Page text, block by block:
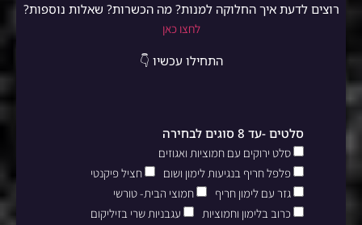
רוצים לדעת איך החלוקה למנות? מה הכשרות? שאלות נוספות?
לחצו כאן
התחילו עכשיו 👇
סלטים -עד 8 סוגים לבחירה
סלט ירוקים עם חמוציות ואגוזים
פלפל חריף בנגיעות לימון ושום
חציל פיקנטי
גזר עם לימון חריף
חמוצי הבית- טורשי
כרוב בלימון וחמוציות
עגבניות שרי בזיליקום